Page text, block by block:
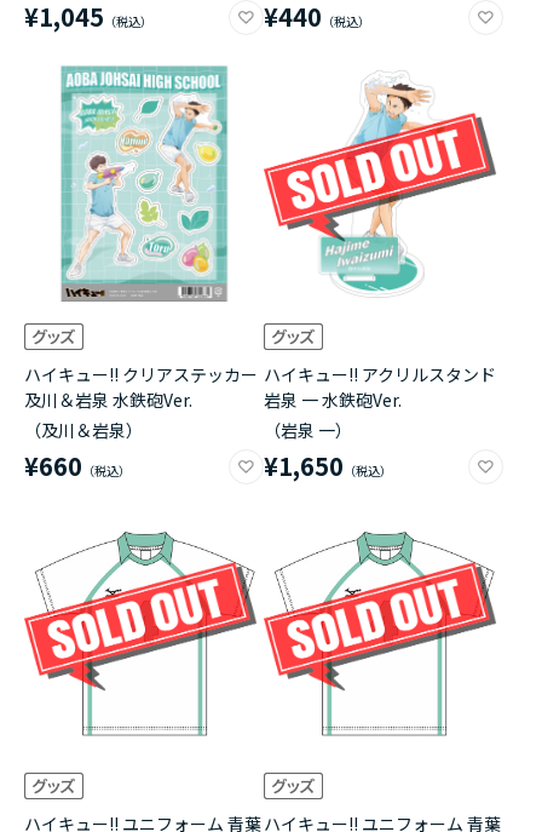
¥1,045 ¥440
ハイキュー!! クリアステッカー
及川＆岩泉 水鉄砲Ver.
（及川＆岩泉）
¥660
ハイキュー!! アクリルスタンド
岩泉 一 水鉄砲Ver.
（岩泉 一）
¥1,650
ハイキュー!! ユニフォーム 青葉ハイキュー!! ユニフォーム 青葉